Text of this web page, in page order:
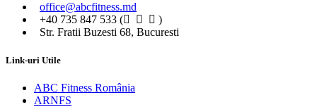
office@abcfitness.md
+40 735 847 533 (
)
Str. Fratii Buzesti 68, Bucuresti
Link-uri Utile
ABC Fitness România
ARNFS